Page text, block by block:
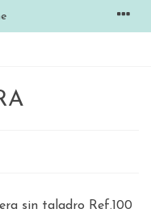
sin taladro Ref.100